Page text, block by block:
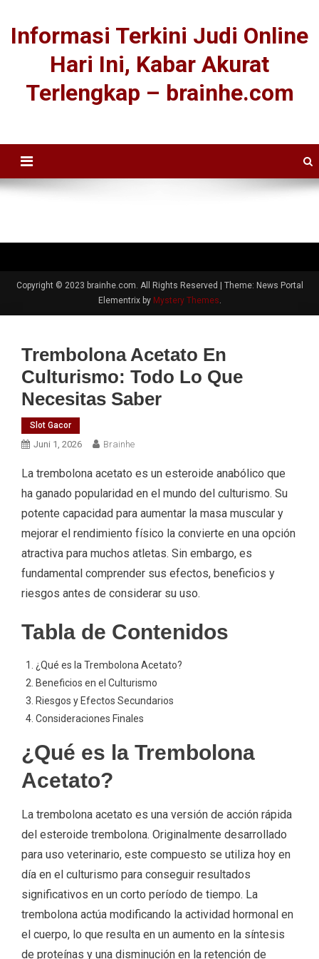
Informasi Terkini Judi Online
Hari Ini, Kabar Akurat
Terlengkap – brainhe.com
Copyright © 2023 brainhe.com. All Rights Reserved
Theme: News Portal
Elementrix by Mystery Themes.
Trembolona Acetato En
Culturismo: Todo Lo Que
Necesitas Saber
Slot Gacor
Juni 1, 2026 Brainhe
La trembolona acetato es un esteroide anabólico que
ha ganado popularidad en el mundo del culturismo. Su
potente capacidad para aumentar la masa muscular y
mejorar el rendimiento físico la convierte en una opción
atractiva para muchos atletas. Sin embargo, es
fundamental comprender sus efectos, beneficios y
riesgos antes de considerar su uso.
Tabla de Contenidos
¿Qué es la Trembolona Acetato?
Beneficios en el Culturismo
Riesgos y Efectos Secundarios
Consideraciones Finales
¿Qué es la Trembolona
Acetato?
La trembolona acetato es una versión de acción rápida
del esteroide trembolona. Originalmente desarrollado
para uso veterinario, este compuesto se utiliza hoy en
día en el culturismo para conseguir resultados
significativos en un corto período de tiempo. La
trembolona actúa modificando la actividad hormonal en
el cuerpo, lo que resulta en un aumento en la síntesis
de proteínas y una disminución en la retención de